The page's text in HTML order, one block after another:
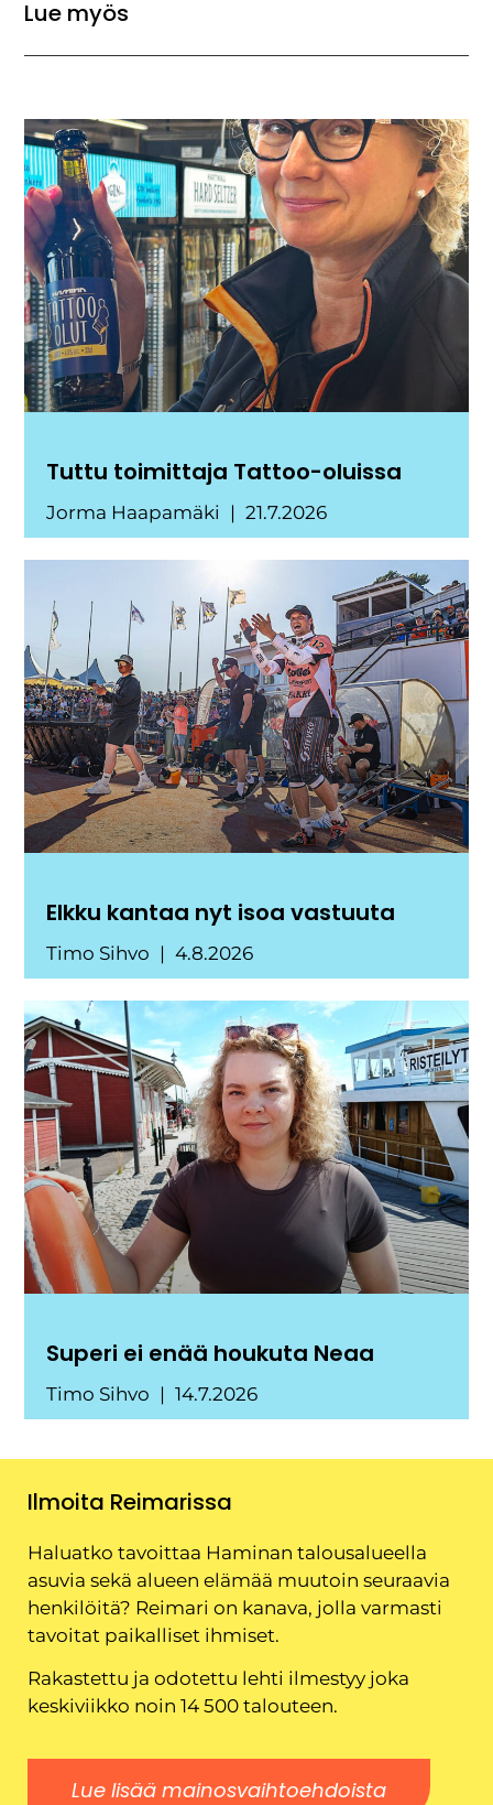
Lue myös
Tuttu toimittaja Tattoo-oluissa
Jorma Haapamäki 21.7.2026
Elkku kantaa nyt isoa vastuuta
Timo Sihvo 4.8.2026
Superi ei enää houkuta Neaa
Timo Sihvo 14.7.2026
Ilmoita Reimarissa
Haluatko tavoittaa Haminan talousalueella
asuvia sekä alueen elämää muutoin seuraavia
henkilöitä? Reimari on kanava, jolla varmasti
tavoitat paikalliset ihmiset.
Rakastettu ja odotettu lehti ilmestyy joka
keskiviikko noin 14 500 talouteen.
Lue lisää mainosvaihtoehdoista